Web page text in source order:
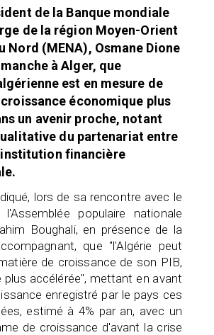
de la Banque mondiale
de la région Moyen-Orient
Nord (MENA), Osmane Dione
à Alger, que
est en mesure de
économique plus
un avenir proche, notant
du partenariat entre
financière
lors de sa rencontre avec le
populaire nationale
Boughali, en présence de la
que "l'Algérie peut
de croissance de son PIB,
plus accélérée", mettant en avant
enregistré par le pays ces
estimé à 4% par an, avec un
de croissance d'avant la crise